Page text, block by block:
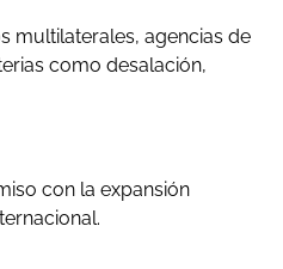
multilaterales, agencias de
como desalación,
con la expansión